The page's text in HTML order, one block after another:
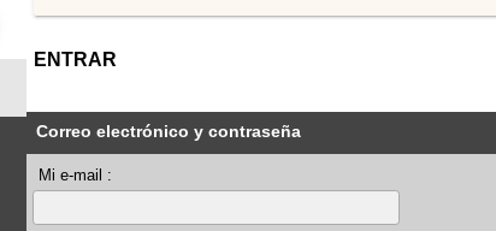
ENTRAR
Correo electrónico y contraseña
Mi e-mail :